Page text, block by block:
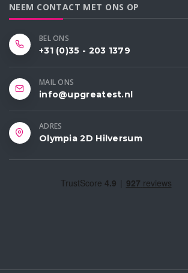
NEEM CONTACT MET ONS OP
BEL ONS
+31 (0)35 - 203 1379
MAIL ONS
info@upgreatest.nl
ADRES
Olympia 2D Hilversum